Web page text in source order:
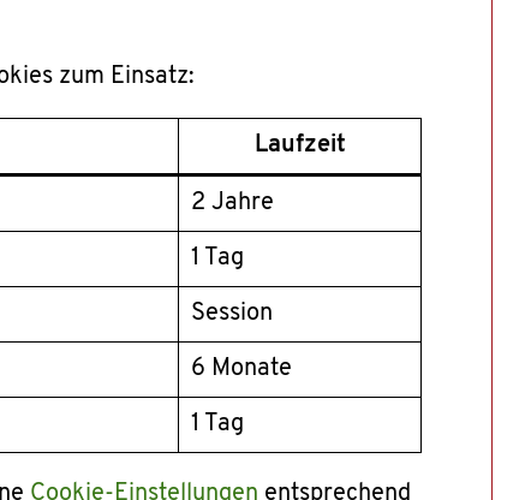
zum Einsatz:
Laufzeit
2 Jahre
1 Tag
Session
6 Monate
1 Tag
Cookie-Einstellungen entsprechend